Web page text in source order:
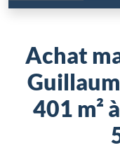
Achat
401 m²